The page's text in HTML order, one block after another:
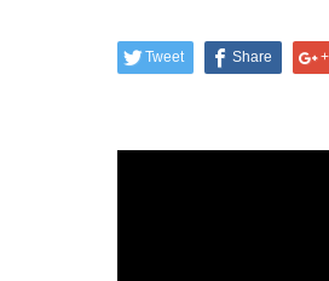
Tweet Share